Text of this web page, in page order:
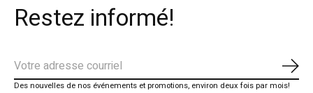
Restez informé!
Des nouvelles de nos événements et promotions, environ deux fois par mois!